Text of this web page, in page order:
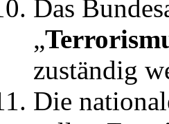
Das
„
zuständig
Die